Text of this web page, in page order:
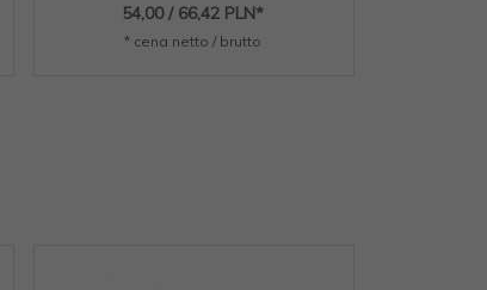
54,00 / 66,42 PLN*
* cena netto / brutto